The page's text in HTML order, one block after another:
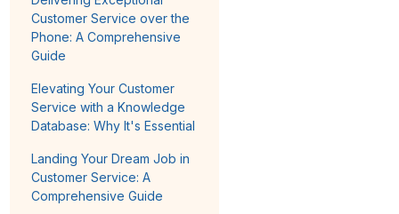
Customer Service over the
Phone: A Comprehensive
Guide
Elevating Your Customer
Service with a Knowledge
Database: Why It's Essential
Landing Your Dream Job in
Customer Service: A
Comprehensive Guide